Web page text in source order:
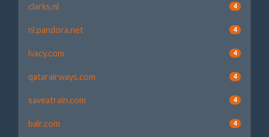
clarks.nl 4
nl.pandora.net 4
ivacy.com 4
qatarairways.com 4
saveatrain.com 4
balr.com 4